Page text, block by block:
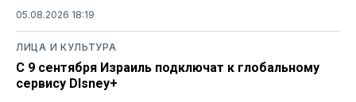
05.08.2026 18:19
ЛИЦА И КУЛЬТУРА
С 9 сентября Израиль подключат к глобальному
сервису DIsney+